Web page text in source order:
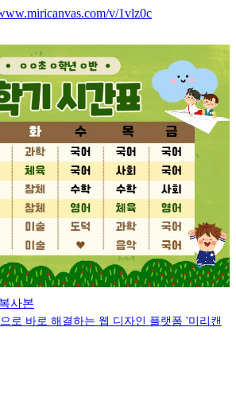
v/1vlz0c
사본
로 바로 해결하는 웹 디자인 플랫폼 '미리캔